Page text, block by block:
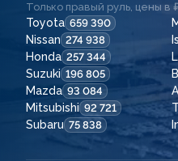
Только правый руль, цены в
Toyota 659 390
Nissan 274 938
Honda 257 344
Suzuki 196 805
Mazda 93 084
Mitsubishi 92 721
Subaru 75 838